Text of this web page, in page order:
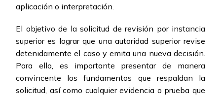
aplicación o interpretación.
El objetivo de la solicitud de revisión por instancia
superior es lograr que una autoridad superior revise
detenidamente el caso y emita una nueva decisión.
Para ello, es importante presentar de manera
convincente los fundamentos que respaldan la
solicitud, así como cualquier evidencia o prueba que